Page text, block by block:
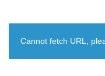
Cannot fetch URL,